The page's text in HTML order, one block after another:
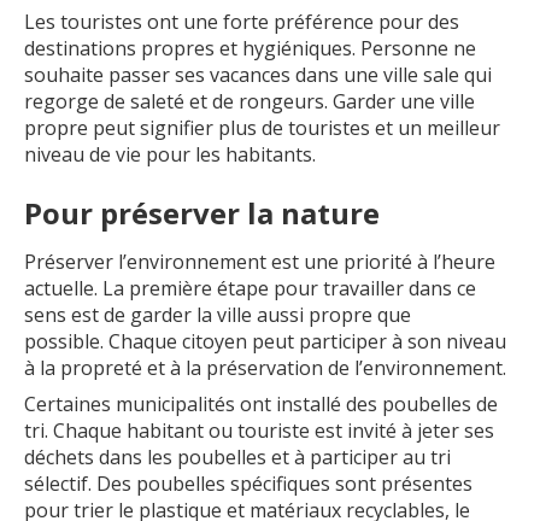
Les touristes ont une forte préférence pour des
destinations propres et hygiéniques. Personne ne
souhaite passer ses vacances dans une ville sale qui
regorge de saleté et de rongeurs. Garder une ville
propre peut signifier plus de touristes et un meilleur
niveau de vie pour les habitants.
Pour préserver la nature
Préserver l’environnement est une priorité à l’heure
actuelle. La première étape pour travailler dans ce
sens est de garder la ville aussi propre que
possible. Chaque citoyen peut participer à son niveau
à la propreté et à la préservation de l’environnement.
Certaines municipalités ont installé des poubelles de
tri. Chaque habitant ou touriste est invité à jeter ses
déchets dans les poubelles et à participer au tri
sélectif. Des poubelles spécifiques sont présentes
pour trier le plastique et matériaux recyclables, le